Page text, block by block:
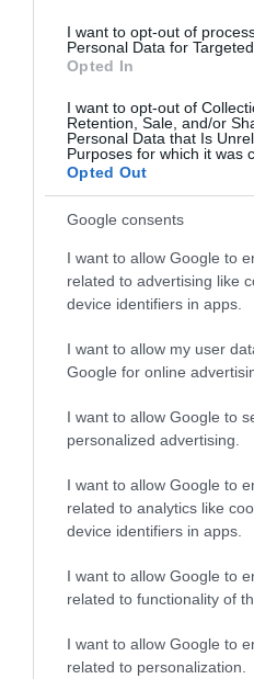
I want to opt-out of
Personal Data for
Opted In
I want to opt-out of
Retention, Sale, and/or
Personal Data that Is
Purposes for which it was
Opted Out
Google consents
I want to allow Google to
related to advertising like
device identifiers in apps.
I want to allow my user
Google for online
I want to allow Google to
personalized advertising.
I want to allow Google to
related to analytics like
device identifiers in apps.
I want to allow Google to
related to functionality of
I want to allow Google to
related to personalization.
ELNÖKNEK
2026.
TELJES
2026.
TATA
AMIKÉRT
2026.
TÖBB MINT
TELJESEN
DIGITÁLIS
2026.
2026.
TÍZ ÉVE
INFLÁCIÓ